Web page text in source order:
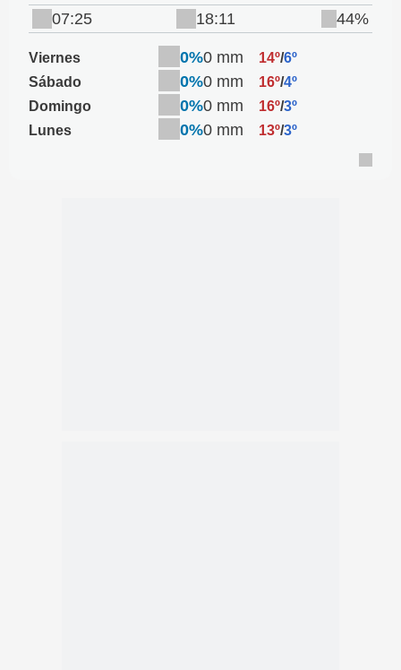
07:25 18:11 44%
Viernes 0%0 mm 14º/6º
Sábado
0%0 mm 16º/4º
Domingo
0%0 mm 16º/3º
Lunes
0%0 mm 13º/3º